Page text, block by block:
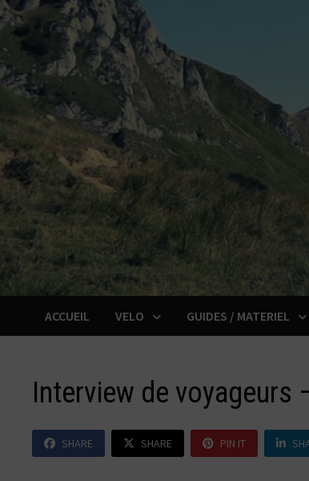
Passer
au
contenu
ACCUEIL VELO GUIDES / MATERIEL
Interview de voyageurs
SHARE SHARE PIN IT